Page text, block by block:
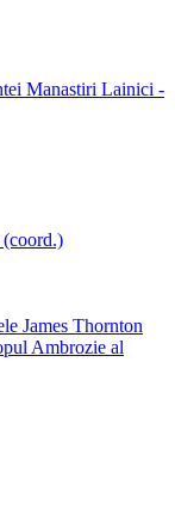
Manastiri Lainici -
James Thornton
Ambrozie al